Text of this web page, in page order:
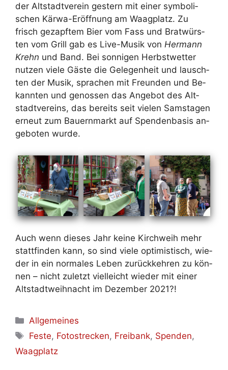
der Alt­stadt­ver­ein ges­tern mit ei­ner sym­bo­li­
schen Kär­wa-Er­öff­nung am Waag­platz. Zu
frisch ge­zapf­tem Bier vom Fass und Brat­würs­
ten vom Grill gab es Live-Mu­sik von Her­mann
Krehn und Band. Bei son­ni­gen Herbst­wet­ter
nut­zen vie­le Gäs­te die Ge­le­gen­heit und lausch­
ten der Mu­sik, spra­chen mit Freun­den und Be­
kann­ten und ge­nos­sen das An­ge­bot des Alt­
stadt­ver­eins, das be­reits seit vie­len Sams­ta­gen
er­neut zum Bau­ern­markt auf Spen­den­ba­sis an­
ge­bo­ten wur­de.
Auch wenn die­ses Jahr kei­ne Kirch­weih mehr
statt­fin­den kann, so sind vie­le op­ti­mis­tisch, wie­
der in ein nor­ma­les Le­ben zu­rück­keh­ren zu kön­
nen – nicht zu­letzt viel­leicht wie­der mit ei­ner
Alt­stadt­weih­nacht im De­zem­ber 2021?!
Kategorien
Allgemeines
Schlagwörter
Feste, Fotostrecken, Freibank, Spenden,
Waagplatz